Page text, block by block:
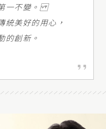
一不變。
統美好的用心，
的創新。